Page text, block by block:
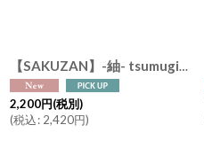
【SAKUZAN】-紬- tsumugi 碗 飯碗 茶碗 ボウル つむぎ
2,200円(税別)
(税込: 2,420円)